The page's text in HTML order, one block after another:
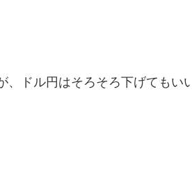
ドル円はそろそろ下げてもい